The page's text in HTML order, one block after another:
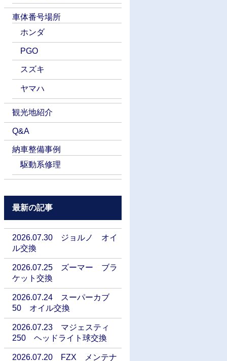
車体番号場所
ホンダ
PGO
スズキ
ヤマハ
観光地紹介
Q&A
納車整備事例
駆動系修理
最新の記事
2026.07.30 ジョルノ オイ
ル交換
2026.07.25 ズーマー ブラ
ケット交換
2026.07.24 スーパーカブ
50 オイル交換
2026.07.23 マジェスティ
250 ヘッドライト球交換
2026.07.20 FZX メンテナ